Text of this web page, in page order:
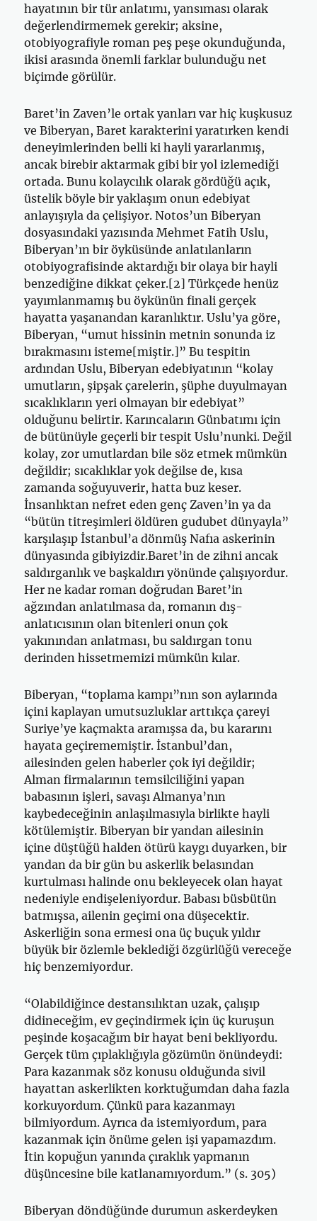
hayatının bir tür anlatımı, yansıması olarak
değerlendirmemek gerekir; aksine,
otobiyografiyle roman peş peşe okunduğunda,
ikisi arasında önemli farklar bulunduğu net
biçimde görülür.
Baret’in Zaven’le ortak yanları var hiç kuşkusuz
ve Biberyan, Baret karakterini yaratırken kendi
deneyimlerinden belli ki hayli yararlanmış,
ancak birebir aktarmak gibi bir yol izlemediği
ortada. Bunu kolaycılık olarak gördüğü açık,
üstelik böyle bir yaklaşım onun edebiyat
anlayışıyla da çelişiyor. Notos’un Biberyan
dosyasındaki yazısında Mehmet Fatih Uslu,
Biberyan’ın bir öyküsünde anlatılanların
otobiyografisinde aktardığı bir olaya bir hayli
benzediğine dikkat çeker.[2] Türkçede henüz
yayımlanmamış bu öykünün finali gerçek
hayatta yaşanandan karanlıktır. Uslu’ya göre,
Biberyan, “umut hissinin metnin sonunda iz
bırakmasını isteme[miştir.]” Bu tespitin
ardından Uslu, Biberyan edebiyatının “kolay
umutların, şipşak çarelerin, şüphe duyulmayan
sıcaklıkların yeri olmayan bir edebiyat”
olduğunu belirtir. Karıncaların Günbatımı için
de bütünüyle geçerli bir tespit Uslu’nunki. Değil
kolay, zor umutlardan bile söz etmek mümkün
değildir; sıcaklıklar yok değilse de, kısa
zamanda soğuyuverir, hatta buz keser.
İnsanlıktan nefret eden genç Zaven’in ya da
“bütün titreşimleri öldüren gudubet dünyayla”
karşılaşıp İstanbul’a dönmüş Nafıa askerinin
dünyasında gibiyizdir.Baret’in de zihni ancak
saldırganlık ve başkaldırı yönünde çalışıyordur.
Her ne kadar roman doğrudan Baret’in
ağzından anlatılmasa da, romanın dış-
anlatıcısının olan bitenleri onun çok
yakınından anlatması, bu saldırgan tonu
derinden hissetmemizi mümkün kılar.
Biberyan, “toplama kampı”nın son aylarında
içini kaplayan umutsuzluklar arttıkça çareyi
Suriye’ye kaçmakta aramışsa da, bu kararını
hayata geçirememiştir. İstanbul’dan,
ailesinden gelen haberler çok iyi değildir;
Alman firmalarının temsilciliğini yapan
babasının işleri, savaşı Almanya’nın
kaybedeceğinin anlaşılmasıyla birlikte hayli
kötülemiştir. Biberyan bir yandan ailesinin
içine düştüğü halden ötürü kaygı duyarken, bir
yandan da bir gün bu askerlik belasından
kurtulması halinde onu bekleyecek olan hayat
nedeniyle endişeleniyordur. Babası büsbütün
batmışsa, ailenin geçimi ona düşecektir.
Askerliğin sona ermesi ona üç buçuk yıldır
büyük bir özlemle beklediği özgürlüğü vereceğe
hiç benzemiyordur.
“Olabildiğince destansılıktan uzak, çalışıp
didineceğim, ev geçindirmek için üç kuruşun
peşinde koşacağım bir hayat beni bekliyordu.
Gerçek tüm çıplaklığıyla gözümün önün­deydi:
Para kazanmak söz konusu olduğunda sivil
hayat­tan askerlikten korktuğumdan daha fazla
korkuyordum. Çünkü para kazanmayı
bilmiyordum. Ayrıca da istemiyor­dum, para
kazanmak için önüme gelen işi yapamazdım.
İtin kopuğun yanında çıraklık yapmanın
düşüncesine bile katlanamıyordum.” (s. 305)
Biberyan döndüğünde durumun askerdeyken